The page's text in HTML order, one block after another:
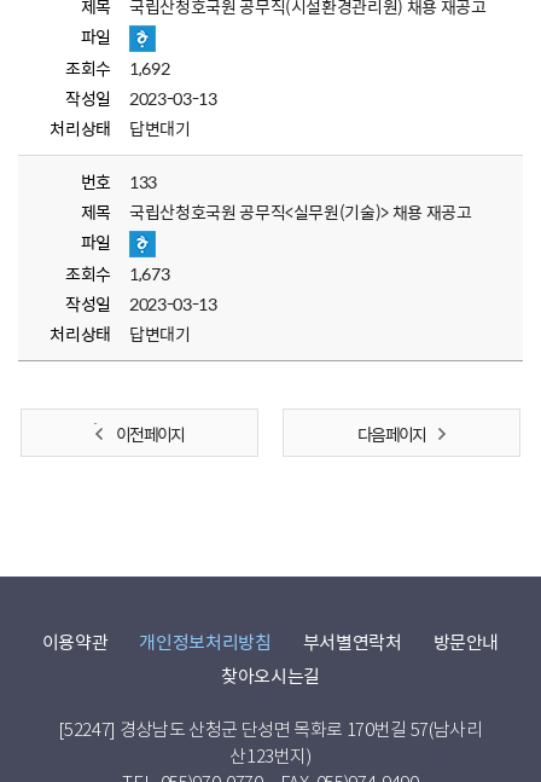
제목
국립산청호국원 공무직(시설환경관리원) 채용 재공고
파일
조회수
1,692
작성일
2023-03-13
처리상태
답변대기
번호
133
제목
국립산청호국원 공무직<실무원(기술)> 채용 재공고
파일
조회수
1,673
작성일
2023-03-13
처리상태
답변대기
이전 페이지 다음 페이지
이용약관 개인정보처리방침 부서별연락처
방문안내
찾아오시는길
[52247] 경상남도 산청군 단성면 목화로 170번길 57(남사리
산123번지)